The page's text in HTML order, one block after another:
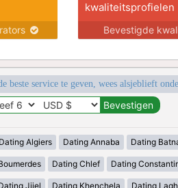
kwaliteitsprofielen
Bevestigde
beste service te geven, wees alsjeblieft
Dating Algiers Dating Annaba Dating
Dating Chlef Dating
Jijel Dating Khenchela Dating